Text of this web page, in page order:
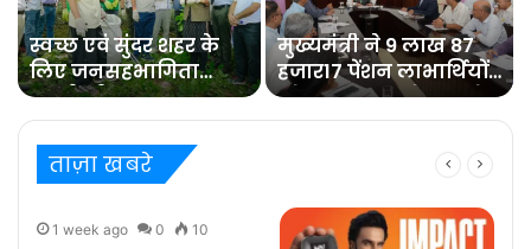
अधिकारियों को दिये
निर्देश
स्वच्छ एवं सुंदर शहर के
लिए जनसहभागिता
जरूरीः डीएम
मुख्यमंत्री ने 9 लाख 87
हजार17 पेंशन लाभार्थियों
को कुल 146 करोड़ रुपये
32 लाख की पेंशन राशि
ताज़ा खबरे
1 week ago 0 10